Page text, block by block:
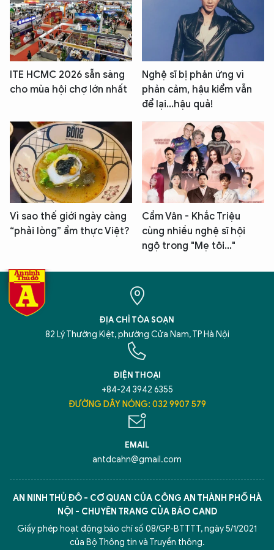
ITE HCMC 2026 sẵn sàng
cho mùa hội chợ lớn nhất
Nghệ sĩ bị phản ứng vì
phản cảm, hậu kiểm vẫn
để lại...hậu quả!
Vì sao thế giới ngày càng
“phải lòng” ẩm thực Việt?
Cẩm Vân - Khắc Triệu
cùng nhiều nghệ sĩ hội
ngộ trong "Mẹ tôi..."
ĐỊA CHỈ TÒA SOẠN
82 Lý Thường Kiệt, phường Cửa Nam, TP Hà Nội
ĐIỆN THOẠI
+84-24 3942 6355
ĐƯỜNG DÂY NÓNG: 032 9907 579
EMAIL
antdcahn@gmail.com
AN NINH THỦ ĐÔ - CƠ QUAN CỦA CÔNG AN THÀNH PHỐ HÀ
NỘI - CHUYÊN TRANG CỦA BÁO CAND
Giấy phép hoạt động báo chí số 08/GP-BTTTT, ngày 5/1/2021
của Bộ Thông tin và Truyền thông.